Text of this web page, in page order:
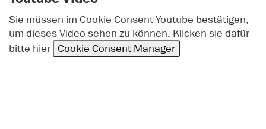
Sie müssen im Cookie Consent Youtube bestätigen,
um dieses Video sehen zu können. Klicken sie dafür
bitte hier Cookie Consent Manager